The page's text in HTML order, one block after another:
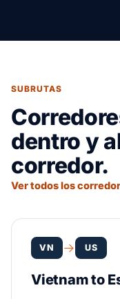
SUBRUTAS
dentro y
corredor.
Ver todos los
VN US
Vietnam to